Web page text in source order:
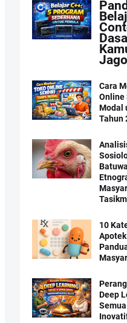
Cara
Online
Modal
Tahun
10
Deep